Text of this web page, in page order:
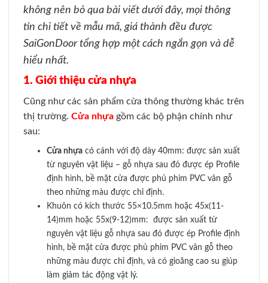
không nên bỏ qua bài viết dưới đây, mọi thông
tin chi tiết về mẫu mã, giá thành đều được
SaiGonDoor tổng hợp một cách ngắn gọn và dễ
hiểu nhất.
1. Giới thiệu cửa nhựa
Cũng như các sản phẩm cửa thông thường khác trên
thị trường. Cửa nhựa gồm các bộ phận chính như
sau:
Cửa nhựacó cánh với độ dày 40mm: được sản xuất
từ nguyên vật liệu – gỗ nhựa sau đó được ép Profile
định hình, bề mặt cửa được phủ phim PVC vân gỗ
theo những màu được chỉ định.
Khuôn có kích thước 55×10.5mm hoặc 45x(11-
14)mm hoặc 55x(9-12)mm: được sản xuất từ
nguyên vật liệu gỗ nhựa sau đó được ép Profile định
hình, bề mặt cửa được phủ phim PVC vân gỗ theo
những màu được chỉ định, và có gioăng cao su giúp
làm giảm tác động vật lý.